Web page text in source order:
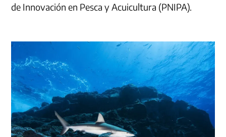
de Innovación en Pesca y Acuicultura (PNIPA).